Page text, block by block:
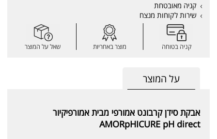
קניה מאובטחת
שירות לקוחות מנצח
קניה בטוחה מוצר באחריות שאל על המוצר
על המוצר
אבקת סידן קרבונט אמורפי מבית אמורפיקיור
AMORpHICURE pH direct